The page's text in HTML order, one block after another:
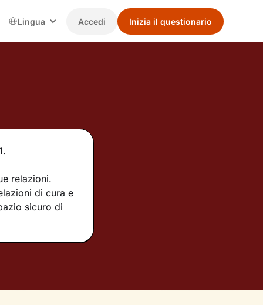
Lingua Accedi Inizia il questionario
.
relazioni.
di cura e
sicuro di